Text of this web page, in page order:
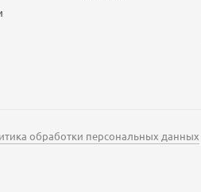
обработки персональных данных